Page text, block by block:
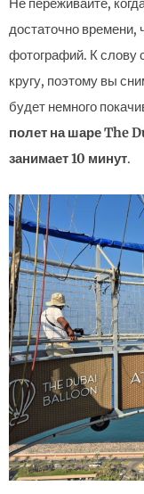
Не переживайте,
достаточно времени,
фотографий. К слову
кругу, поэтому вы
будет немного
полет на шаре The
занимает 10 минут.